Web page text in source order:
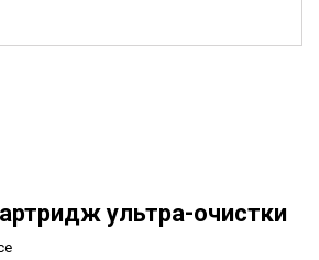
ультра-очистки